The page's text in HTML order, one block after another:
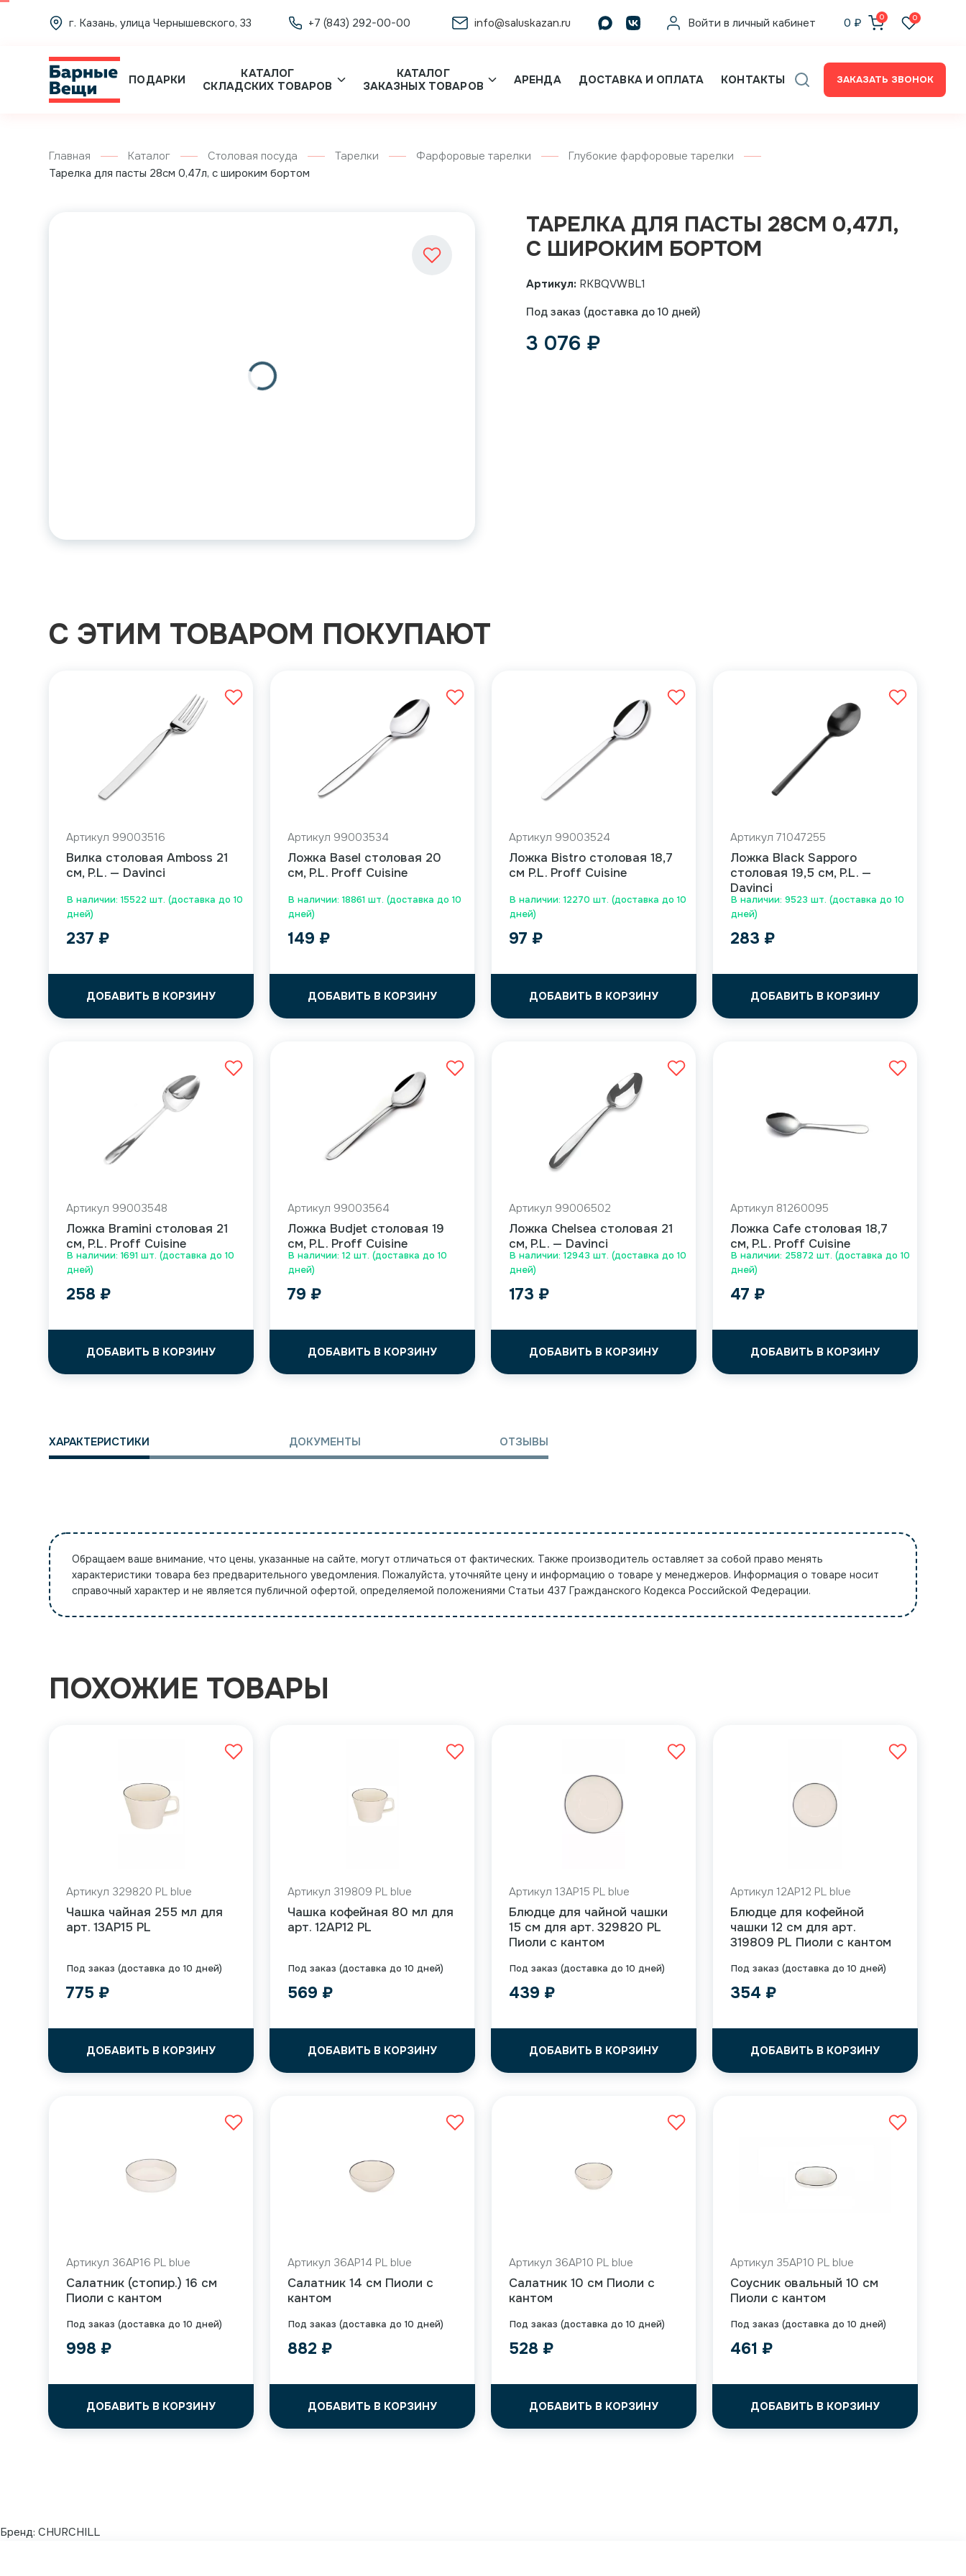
г. Казань, улица Чернышевского, 33 +7 (843) 292-00-00 info@saluskazan.ru Войти в личный кабинет 0 ₽ 0 0
ПОДАРКИ
КАТАЛОГ
СКЛАДСКИХ ТОВАРОВ
КАТАЛОГ
ЗАКАЗНЫХ ТОВАРОВ
АРЕНДА ДОСТАВКА И ОПЛАТА КОНТАКТЫ ЗАКАЗАТЬ ЗВОНОК
Главная Каталог Столовая посуда Тарелки Фарфоровые тарелки
Глубокие фарфоровые тарелки
Тарелка для пасты 28см 0,47л, с широким бортом
ТАРЕЛКА ДЛЯ ПАСТЫ 28СМ 0,47Л,
С ШИРОКИМ БОРТОМ
Артикул: RKBQVWBL1
Под заказ (доставка до 10 дней)
3 076 ₽
С ЭТИМ ТОВАРОМ ПОКУПАЮТ
В наличии: 15522 шт. (доставка до 10
дней)
Артикул 99003516
Вилка столовая Amboss 21
см, P.L. — Davinci
237 ₽
ДОБАВИТЬ В КОРЗИНУ
В наличии: 18861 шт. (доставка до 10
дней)
Артикул 99003534
Ложка Basel столовая 20
см, P.L. Proff Cuisine
149 ₽
ДОБАВИТЬ В КОРЗИНУ
В наличии: 12270 шт. (доставка до 10
дней)
Артикул 99003524
Ложка Bistro столовая 18,7
см P.L. Proff Cuisine
97 ₽
ДОБАВИТЬ В КОРЗИНУ
В наличии: 9523 шт. (доставка до 10
дней)
Артикул 71047255
Ложка Black Sapporo
столовая 19,5 см, P.L. —
Davinci
283 ₽
ДОБАВИТЬ В КОРЗИНУ
В наличии: 1691 шт. (доставка до 10
дней)
Артикул 99003548
Ложка Bramini столовая 21
см, P.L. Proff Cuisine
258 ₽
ДОБАВИТЬ В КОРЗИНУ
В наличии: 12 шт. (доставка до 10
дней)
Артикул 99003564
Ложка Budjet столовая 19
см, P.L. Proff Cuisine
79 ₽
ДОБАВИТЬ В КОРЗИНУ
В наличии: 12943 шт. (доставка до 10
дней)
Артикул 99006502
Ложка Chelsea столовая 21
см, P.L. — Davinci
173 ₽
ДОБАВИТЬ В КОРЗИНУ
В наличии: 25872 шт. (доставка до 10
дней)
Артикул 81260095
Ложка Cafe столовая 18,7
см, P.L. Proff Cuisine
47 ₽
ДОБАВИТЬ В КОРЗИНУ
ХАРАКТЕРИСТИКИ ДОКУМЕНТЫ ОТЗЫВЫ
Обращаем ваше внимание, что цены, указанные на сайте, могут отличаться от фактических. Также производитель оставляет за собой право менять
характеристики товара без предварительного уведомления. Пожалуйста, уточняйте цену и информацию о товаре у менеджеров. Информация о товаре носит
справочный характер и не является публичной офертой, определяемой положениями Статьи 437 Гражданского Кодекса Российской Федерации.
ПОХОЖИЕ ТОВАРЫ
Под заказ (доставка до 10 дней)
Артикул 329820 PL blue
Чашка чайная 255 мл для
арт. 13AP15 PL
775 ₽
ДОБАВИТЬ В КОРЗИНУ
Под заказ (доставка до 10 дней)
Артикул 319809 PL blue
Чашка кофейная 80 мл для
арт. 12AP12 PL
569 ₽
ДОБАВИТЬ В КОРЗИНУ
Под заказ (доставка до 10 дней)
Артикул 13AP15 PL blue
Блюдце для чайной чашки
15 см для арт. 329820 PL
Пиоли с кантом
439 ₽
ДОБАВИТЬ В КОРЗИНУ
Под заказ (доставка до 10 дней)
Артикул 12AP12 PL blue
Блюдце для кофейной
чашки 12 см для арт.
319809 PL Пиоли с кантом
354 ₽
ДОБАВИТЬ В КОРЗИНУ
Под заказ (доставка до 10 дней)
Артикул 36AP16 PL blue
Салатник (стопир.) 16 см
Пиоли с кантом
998 ₽
ДОБАВИТЬ В КОРЗИНУ
Под заказ (доставка до 10 дней)
Артикул 36AP14 PL blue
Салатник 14 см Пиоли с
кантом
882 ₽
ДОБАВИТЬ В КОРЗИНУ
Под заказ (доставка до 10 дней)
Артикул 36AP10 PL blue
Салатник 10 см Пиоли с
кантом
528 ₽
ДОБАВИТЬ В КОРЗИНУ
Под заказ (доставка до 10 дней)
Артикул 35AP10 PL blue
Соусник овальный 10 см
Пиоли с кантом
461 ₽
ДОБАВИТЬ В КОРЗИНУ
Бренд: CHURCHILL